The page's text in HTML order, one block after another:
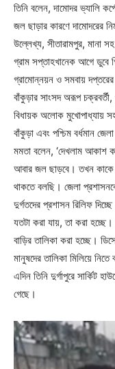
তিনি বলেন, দামোদর ভ্যালি
জল ছাড়ার কারণে দামোদরের
উল্লেখ্য, সীতারামপুর, মানা
গ্রাম সপ্তাহখানেক আগে ডুবে
গ্রামোন্নয়ন ও সমবায়
বাঁকুড়ার সাংসদ অরূপ চক্রবর্তী,
বিধায়ক অলোক মুখোপাধ্যায় সহ
বাঁকুড়া এবং পশ্চিম বর্ধমান
মমতা বলেন, ‘দেখলাম আকাশ
আবার জল ছাড়বে। তখন কাকে
থাকতে বলছি। জেলা
দুর্গতদের প্রশাসন রিলিফ
যতটা করা যায়, তা করা
বাড়ির তালিকা করা হচ্ছে।
মানুষদের তালিকা মিলিয়ে
এদিন তিনি দুর্গাপুরে সার্কিট
গেছে।